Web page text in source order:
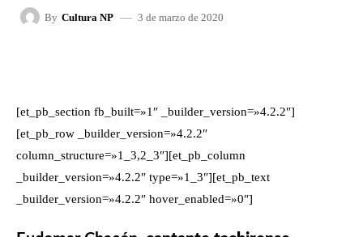
By Cultura NP 3 de marzo de 2020
[et_pb_section fb_built=»1″ _builder_version=»4.2.2″]
[et_pb_row _builder_version=»4.2.2″
column_structure=»1_3,2_3″][et_pb_column
_builder_version=»4.2.2″ type=»1_3″][et_pb_text
_builder_version=»4.2.2″ hover_enabled=»0″]